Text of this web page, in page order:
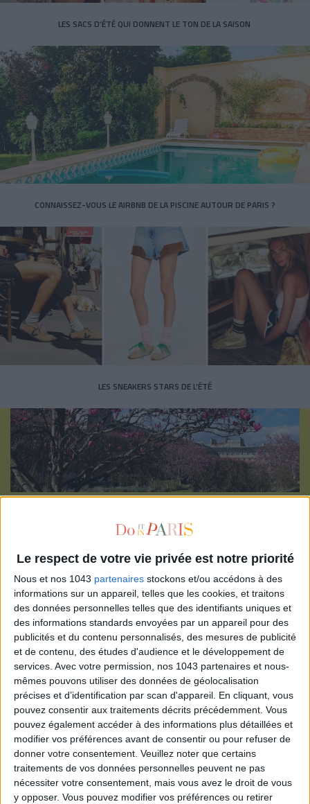
Le respect de votre vie privée est notre priorité
Nous et nos 1043 partenaires stockons et/ou accédons à des
informations sur un appareil, telles que les cookies, et traitons
des données personnelles telles que des identifiants uniques et
des informations standards envoyées par un appareil pour des
publicités et du contenu personnalisés, des mesures de publicité
et de contenu, des études d'audience et le développement de
services. Avec votre permission, nos 1043 partenaires et nous-
mêmes pouvons utiliser des données de géolocalisation
précises et d’identification par scan d'appareil. En cliquant, vous
pouvez consentir aux traitements décrits précédemment. Vous
pouvez également accéder à des informations plus détaillées et
modifier vos préférences avant de consentir ou pour refuser de
donner votre consentement. Veuillez noter que certains
traitements de vos données personnelles peuvent ne pas
nécessiter votre consentement, mais vous avez le droit de vous
y opposer. Vous pouvez modifier vos préférences ou retirer
LES SACS D’ÉTÉ QUI DONNENT LE TON DE LA SAISON
CONNAISSEZ-VOUS LE AIRBNB DE LA PISCINE AUTOUR DE PARIS ?
LES SNEAKERS STARS DE L’ÉTÉ
S'INSCRIRE
ADOPT PARFUMS RÉVOLUTIONNE LA PARFUMERIE MADE IN FRANCE À PETIT PRIX